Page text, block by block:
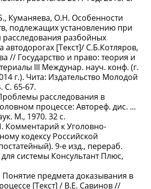
Куманяева, О.Н. Особенности
подлежащих установлению при
расследования разбойных
автодорогах [Текст]/ С.Б.Котляров,
// Государство и право: теория и
III Междунар. науч. конф. (г.
г.). Чита: Издательство Молодой
С. 65-67.
расследования в
процессе: Автореф. дис. ...
М., 1970. 32 с.
Комментарий к Уголовно-
кодексу Российской
9-е изд., перераб.
системы Консультант Плюс,
Понятие предмета доказывания в
[Текст] / В.Е. Савинов //